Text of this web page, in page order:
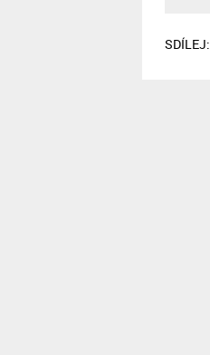
SDÍLEJ: